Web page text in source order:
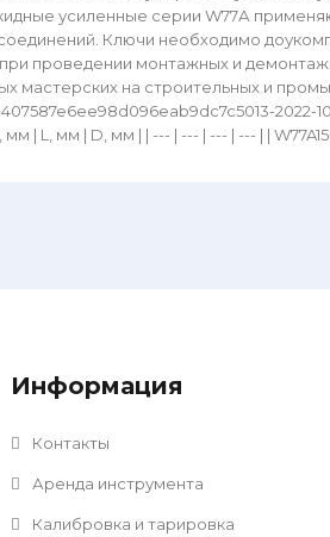
усиленные серии W77А
Ключи необходимо
проведении монтажных и
мастерских на строительных и
2022-10-
| L, мм | D, мм | | --- | --- | --- | --- | |
Информация
Контакты
Аренда инструмента
Калибровка и тарировка